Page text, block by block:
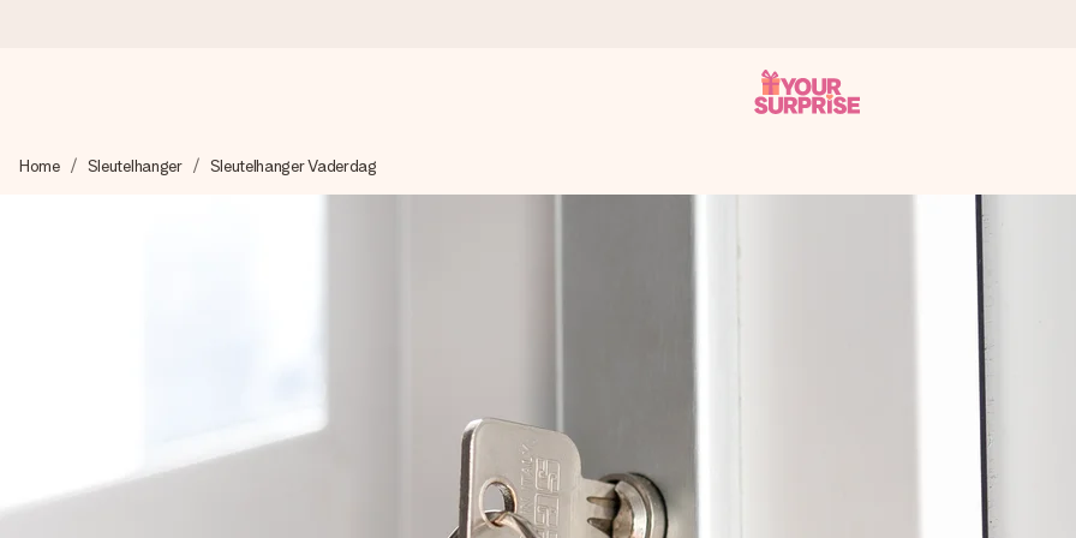
We maken jouw cadeau met zorg en zorgen dat het razendsnel onderweg is - zodat jij kunt geven op precies het juiste moment,
Je maakt in een paar stappen iets unieks – met haar naam, jullie foto of een boodschap die raakt. Zonder gedoe, maar met alle
Home Sleutelhanger Sleutelhanger Vaderdag